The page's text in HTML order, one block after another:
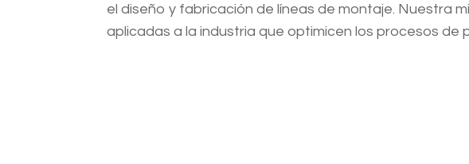
el diseño y fabricación de líneas de montaje. Nuestra
aplicadas a la industria que optimicen los procesos de